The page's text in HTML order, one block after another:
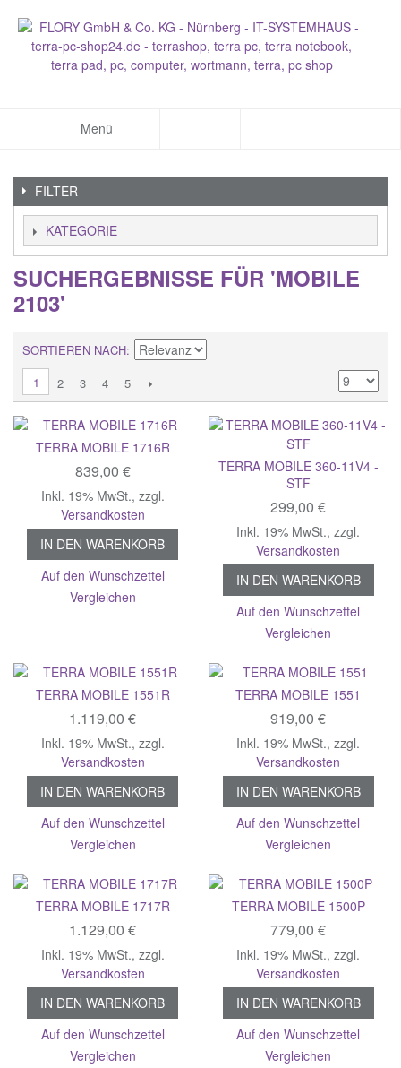
Menü
FILTER
KATEGORIE
SUCHERGEBNISSE FÜR 'MOBILE
2103'
SORTIEREN NACH
1
2 3 4 5
TERRA MOBILE 1716R
839,00 €
Inkl. 19% MwSt., zzgl.
Versandkosten
IN DEN WARENKORB
Auf den Wunschzettel
Vergleichen
TERRA MOBILE 360-11V4 -
STF
299,00 €
Inkl. 19% MwSt.,zzgl.
Versandkosten
IN DEN WARENKORB
Auf den Wunschzettel
Vergleichen
TERRA MOBILE 1551R
1.119,00 €
Inkl. 19% MwSt., zzgl.
Versandkosten
IN DEN WARENKORB
Auf den Wunschzettel
Vergleichen
TERRA MOBILE 1551
919,00 €
Inkl. 19% MwSt.,zzgl.
Versandkosten
IN DEN WARENKORB
Auf den Wunschzettel
Vergleichen
TERRA MOBILE 1717R
1.129,00 €
Inkl. 19% MwSt., zzgl.
Versandkosten
IN DEN WARENKORB
Auf den Wunschzettel
Vergleichen
TERRA MOBILE 1500P
779,00 €
Inkl. 19% MwSt.,zzgl.
Versandkosten
IN DEN WARENKORB
Auf den Wunschzettel
Vergleichen